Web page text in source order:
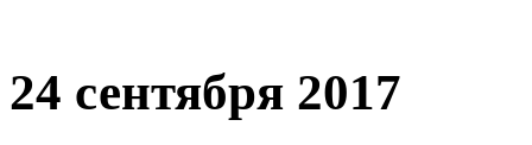
24 сентября 2017